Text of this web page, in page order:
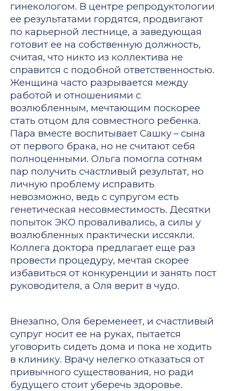
гинекологом. В центре репродуктологии
ее результатами гордятся, продвигают
по карьерной лестнице, а заведующая
готовит ее на собственную должность,
считая, что никто из коллектива не
справится с подобной ответственностью.
Женщина часто разрывается между
работой и отношениями с
возлюбленным, мечтающим поскорее
стать отцом для совместного ребенка.
Пара вместе воспитывает Сашку – сына
от первого брака, но не считают себя
полноценными. Ольга помогла сотням
пар получить счастливый результат, но
личную проблему исправить
невозможно, ведь с супругом есть
генетическая несовместимость. Десятки
попыток ЭКО проваливались, а силы у
возлюбленных практически иссякли.
Коллега доктора предлагает еще раз
провести процедуру, мечтая скорее
избавиться от конкуренции и занять пост
руководителя, а Оля верит в чудо.
Внезапно, Оля беременеет, и счастливый
супруг носит ее на руках, пытается
уговорить сидеть дома и пока не ходить
в клинику. Врачу нелегко отказаться от
привычного существования, но ради
будущего стоит уберечь здоровье.